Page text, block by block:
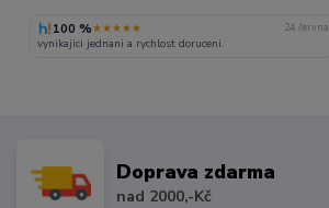
100 %★★★★★ 24. června
vynikajici jednani a rychlost doruceni.
Doprava zdarma
nad 2000,-Kč